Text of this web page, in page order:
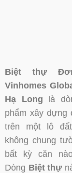
Biệt thự
Vinhomes
Hạ Long là
phẩm xây dựng
trên một lô
không chung
bất kỳ căn
Dòng Biệt thự